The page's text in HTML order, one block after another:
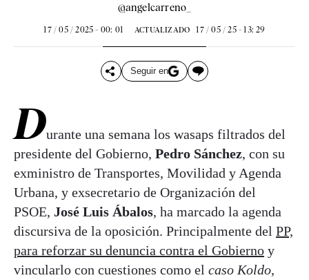
@angelcarreno_
17 / 05 / 2025 - 00: 01 ACTUALIZADO 17 / 05 / 25 - 13: 29
Seguir en
Durante una semana los wasaps filtrados del
presidente del Gobierno, Pedro Sánchez, con su
exministro de Transportes, Movilidad y Agenda
Urbana, y exsecretario de Organización del
PSOE, José Luis Ábalos, ha marcado la agenda
discursiva de la oposición. Principalmente del PP,
para reforzar su denuncia contra el Gobierno y
vincularlo con cuestiones como el caso Koldo,